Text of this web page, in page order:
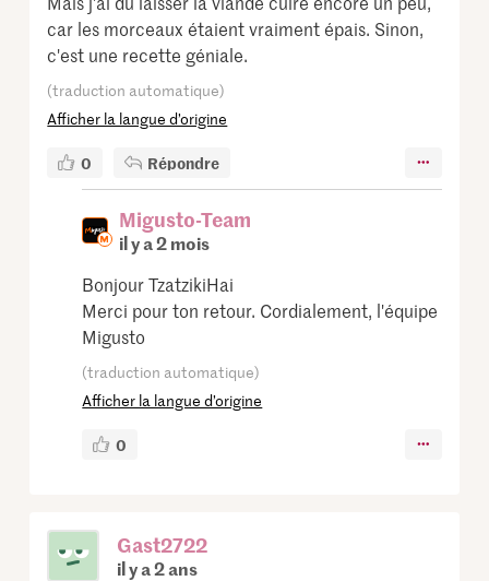
car les morceaux étaient vraiment épais. Sinon,
c'est une recette géniale.
(traduction automatique)
Afficher la langue d’origine
0 Répondre
Migusto-Team
il y a 2 mois
Bonjour TzatzikiHai
Merci pour ton retour. Cordialement, l'équipe
Migusto
(traduction automatique)
Afficher la langue d’origine
0
Gast2722
il y a 2 ans